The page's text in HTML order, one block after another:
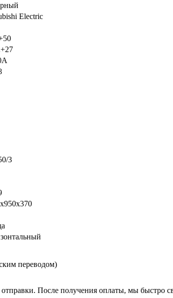
Electric
3
переводом)
После получения оплаты, мы быстро